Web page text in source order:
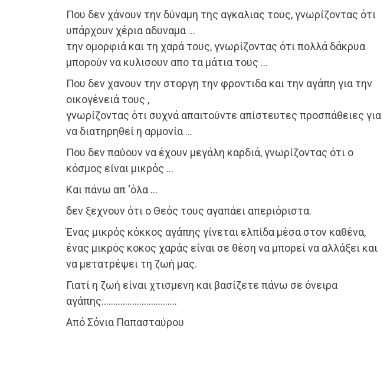
Που δεν χάνουν την δύναμη της αγκαλιας τους, γνωρίζοντας ότι
υπάρχουν χέρια αδυναμα …
την ομορφιά και τη χαρά τους, γνωρίζοντας ότι πολλά δάκρυα
μπορούν να κυλισουν απο τα μάτια τους …
Που δεν χανουν την στοργη την φροντιδα και την αγάπη για την
οικογένειά τους ,
γνωρίζοντας ότι συχνά απαιτούντε απίστευτες προσπάθειες για
να διατηρηθεί η αρμονία …
Που δεν παύουν να έχουν μεγάλη καρδιά, γνωρίζοντας ότι ο
κόσμος είναι μικρός …
Και πάνω απ ‘όλα …
δεν ξεχνουν ότι ο Θεός τους αγαπάει απεριόριστα.
Ένας μικρός κόκκος αγάπης γίνεται ελπίδα μέσα στον καθένα,
ένας μικρός κοκος χαράς είναι σε θέση να μπορεί να αλλάξει και
να μετατρέψει τη ζωή μας.
Γιατί η ζωή είναι χτισμενη και βασίζετε πάνω σε όνειρα
αγάπης…………………………..
Από Σόνια Παπασταύρου